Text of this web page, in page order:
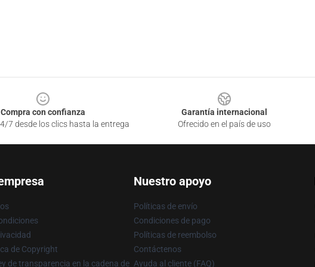
Compra con confianza
7 desde los clics hasta la entrega
Garantía internacional
Ofrecido en el país de uso
de Copyright
de transparencia en la cadena de
Nuestro apoyo
Políticas de envío
Condiciones de pago
Políticas de reembolso
Contáctenos
Ayuda al cliente (FAQ)